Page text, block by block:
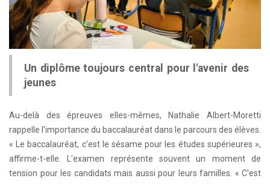
Un diplôme toujours central pour l'avenir des
jeunes
Au-delà des épreuves elles-mêmes, Nathalie Albert-Moretti
rappelle l'importance du baccalauréat dans le parcours des élèves.
« Le baccalauréat, c'est le sésame pour les études supérieures »,
affirme-t-elle. L'examen représente souvent un moment de
tension pour les candidats mais aussi pour leurs familles. « C'est